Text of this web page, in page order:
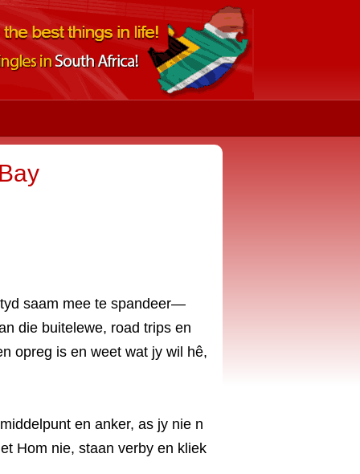
saam mee te spandeer—
die buitelewe, road trips en
opreg is en weet wat jy wil hê,
en anker, as jy nie n
Hom nie, staan verby en kliek